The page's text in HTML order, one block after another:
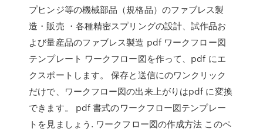
プヒンジ等の機械部品（規格品）のファブレス製
造・販売 ・各種精密スプリングの設計、試作品お
よび量産品のファブレス製造 pdf ワークフロー図
テンプレート ワークフロー図を作って、pdf にエ
クスポートします。 保存と送信にのワンクリック
だけで、ワークフロー図の出来上がりはpdf に変換
できます。 pdf 書式のワークフロー図テンプレー
トを見ましょう. ワークフロー図の作成方法 このペ